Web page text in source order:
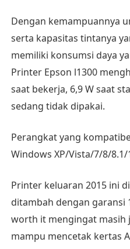
Dengan kemampuannya
serta kapasitas tintanya
memiliki konsumsi daya
Printer Epson l1300
saat bekerja, 6,9 W saat
sedang tidak dipakai.
Perangkat yang
Windows XP/Vista/7/8/8.1/
Printer keluaran 2015 ini
ditambah dengan garansi
worth it mengingat masih
mampu mencetak kertas